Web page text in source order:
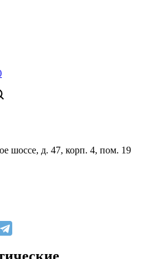
шоссе, д. 47, корп. 4, пом. 19